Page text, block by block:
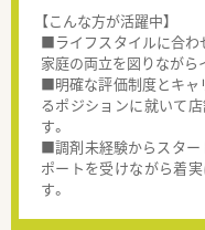
【こんな方が活躍中】
■ライフスタイルに合わ
家庭の両立を図りながら
■明確な評価制度とキャ
るポジションに就いて
す。
■調剤未経験からスター
ポートを受けながら着
す。